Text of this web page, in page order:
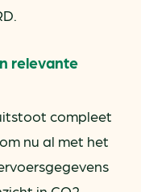
relevante
compleet
nu al met het